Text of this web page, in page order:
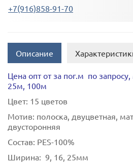
+7(916)858-91-70
Описание
Цена опт от за пог.м по
25м, 100м
Цвет: 15 цветов
Мотив: полоска, двуцветная,
двусторонняя
Состав: РES-100%
Ширина: 9, 16, 25мм